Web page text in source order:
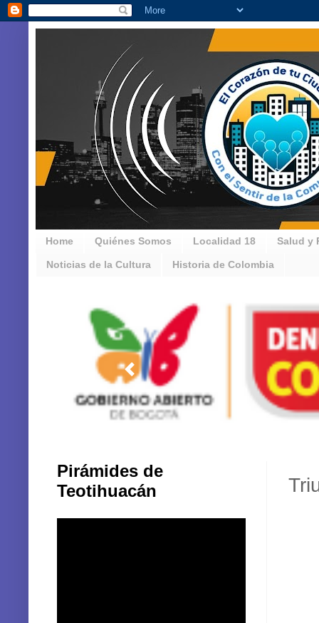
Home Quiénes Somos Localidad 18 Salud y
Noticias de la Cultura Historia de Colombia
Pirámides de
Teotihuacán